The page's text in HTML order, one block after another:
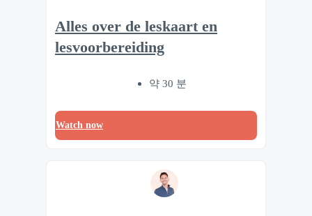
Alles over de leskaart en
lesvoorbereiding
약 30 분
Watch now